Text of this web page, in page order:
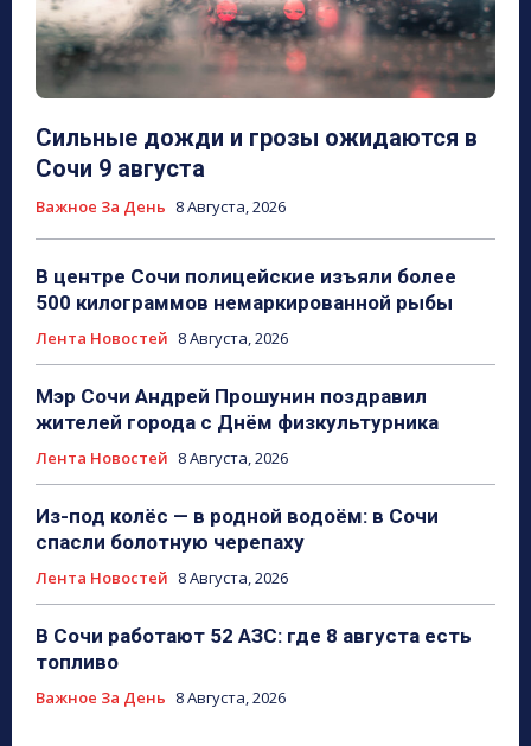
Сильные дожди и грозы ожидаются в
Сочи 9 августа
Важное За День 8 Августа, 2026
В центре Сочи полицейские изъяли более
500 килограммов немаркированной рыбы
Лента Новостей 8 Августа, 2026
Мэр Сочи Андрей Прошунин поздравил
жителей города с Днём физкультурника
Лента Новостей 8 Августа, 2026
Из-под колёс — в родной водоём: в Сочи
спасли болотную черепаху
Лента Новостей 8 Августа, 2026
В Сочи работают 52 АЗС: где 8 августа есть
топливо
Важное За День 8 Августа, 2026